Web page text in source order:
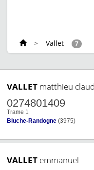
> Vallet 7
VALLET matthieu
0274801409
Trame 1
Bluche-Randogne (3975)
VALLET emmanuel